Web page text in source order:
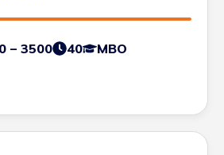
– 3500 40
MBO